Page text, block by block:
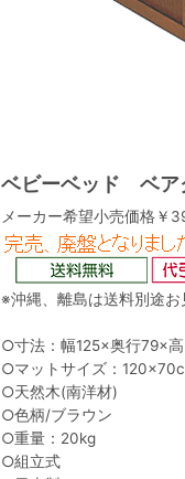
ベビーベッド ベア
メーカー希望小売価格￥
※沖縄、離島は送料別途お
○寸法：幅125×奥行79×
○マットサイズ：
○天然木(南洋材)
○色柄/ブラウン
○重量：20kg
○組立式